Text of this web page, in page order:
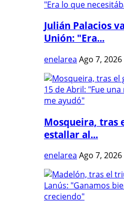
Julián Palacios
Unión: "Era...
enelarea Ago 7, 2026
Mosqueira, tras
estallar al...
enelarea Ago 7, 2026